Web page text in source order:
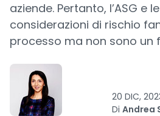
aziende. Pertanto, l’ASG e
considerazioni di rischio
processo ma non sono un
20 DIC,
Di Andrea